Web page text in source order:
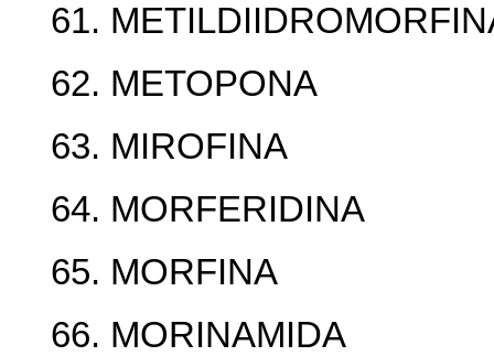
61.
62. METOPONA
63. MIROFINA
64. MORFERIDINA
65. MORFINA
66. MORINAMIDA